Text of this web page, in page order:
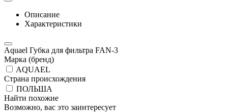
Описание
Характеристики
Aquael Губка для фильтра FAN-3
Марка (бренд)
AQUAEL
Страна происхождения
ПОЛЬША
Найти похожие
Возможно, вас это заинтересует